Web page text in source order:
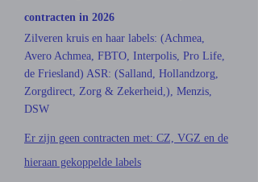
contracten in 2026
Zilveren kruis en haar labels: (Achmea,
Avero Achmea, FBTO, Interpolis, Pro Life,
de Friesland) ASR: (Salland, Hollandzorg,
Zorgdirect, Zorg & Zekerheid,), Menzis,
DSW
Er zijn geen contracten met: CZ, VGZ en de
hieraan gekoppelde labels